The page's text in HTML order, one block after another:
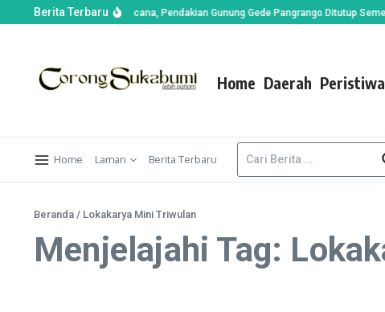
Berita Terbaru
di Alun-alun Suryakencana, Pendakian Gunung Gede Pangrango Ditutup Sementara
Home Daerah Peristiwa
Home Laman Berita Terbaru
Beranda / Lokakarya Mini Triwulan
Menjelajahi Tag: